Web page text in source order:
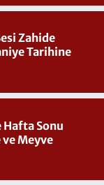
Zahide
Tarihine
Sonu
ve Meyve